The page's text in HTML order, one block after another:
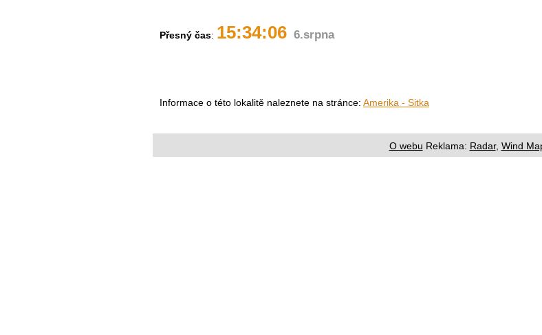
Přesný čas: 15:34:06 6.srpna
Informace o této lokalitě naleznete na stránce: Amerika - Sitka
O webu Reklama: Radar, Wind